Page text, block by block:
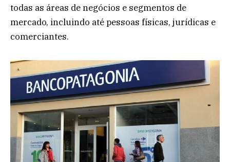
todas as áreas de negócios e segmentos de
mercado, incluindo até pessoas físicas, jurídicas e
comerciantes.